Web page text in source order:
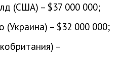
(США) – $37 000 000;
(Украина) – $32 000 000;
–